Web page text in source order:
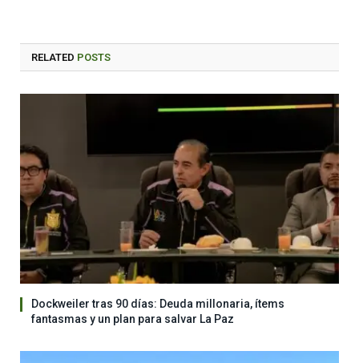
RELATED POSTS
Dockweiler tras 90 días: Deuda millonaria, ítems
fantasmas y un plan para salvar La Paz